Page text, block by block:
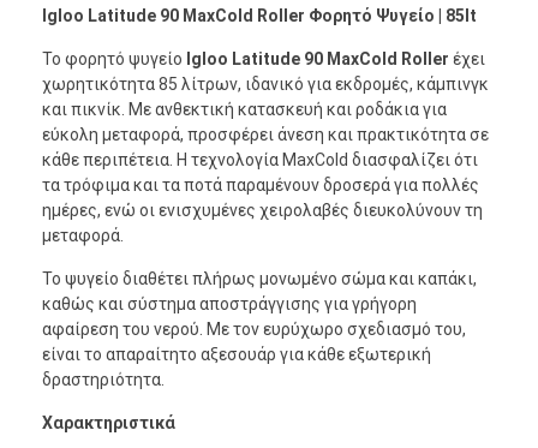
Igloo Latitude 90 MaxCold Roller Φορητό Ψυγείο | 85lt
Το φορητό ψυγείο Igloo Latitude 90 MaxCold Roller έχει
χωρητικότητα 85 λίτρων, ιδανικό για εκδρομές, κάμπινγκ
και πικνίκ. Με ανθεκτική κατασκευή και ροδάκια για
εύκολη μεταφορά, προσφέρει άνεση και πρακτικότητα σε
κάθε περιπέτεια. Η τεχνολογία MaxCold διασφαλίζει ότι
τα τρόφιμα και τα ποτά παραμένουν δροσερά για πολλές
ημέρες, ενώ οι ενισχυμένες χειρολαβές διευκολύνουν τη
μεταφορά.
Το ψυγείο διαθέτει πλήρως μονωμένο σώμα και καπάκι,
καθώς και σύστημα αποστράγγισης για γρήγορη
αφαίρεση του νερού. Με τον ευρύχωρο σχεδιασμό του,
είναι το απαραίτητο αξεσουάρ για κάθε εξωτερική
δραστηριότητα.
Χαρακτηριστικά